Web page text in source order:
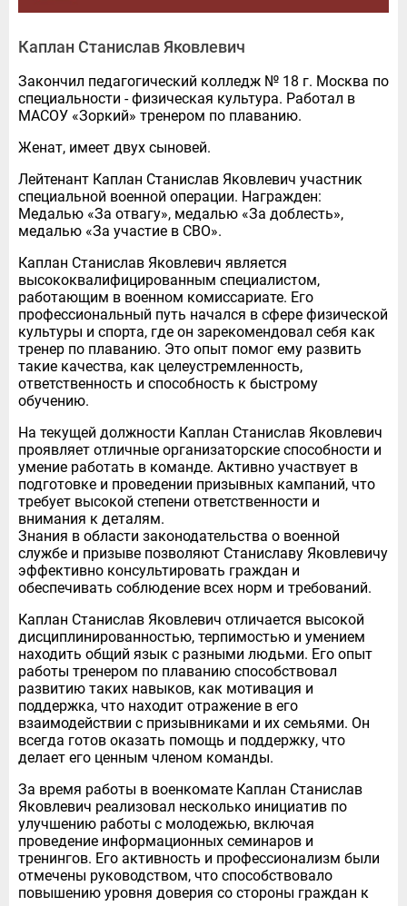
Каплан Станислав Яковлевич
Закончил педагогический колледж № 18 г. Москва по
специальности - физическая культура. Работал в
МАСОУ «Зоркий» тренером по плаванию.
Женат, имеет двух сыновей.
Лейтенант Каплан Станислав Яковлевич участник
специальной военной операции. Награжден:
Медалью «За отвагу», медалью «За доблесть»,
медалью «За участие в СВО».
Каплан Станислав Яковлевич является
высококвалифицированным специалистом,
работающим в военном комиссариате. Его
профессиональный путь начался в сфере физической
культуры и спорта, где он зарекомендовал себя как
тренер по плаванию. Это опыт помог ему развить
такие качества, как целеустремленность,
ответственность и способность к быстрому
обучению.
На текущей должности Каплан Станислав Яковлевич
проявляет отличные организаторские способности и
умение работать в команде. Активно участвует в
подготовке и проведении призывных кампаний, что
требует высокой степени ответственности и
внимания к деталям.
Знания в области законодательства о военной
службе и призыве позволяют Станиславу Яковлевичу
эффективно консультировать граждан и
обеспечивать соблюдение всех норм и требований.
Каплан Станислав Яковлевич отличается высокой
дисциплинированностью, терпимостью и умением
находить общий язык с разными людьми. Его опыт
работы тренером по плаванию способствовал
развитию таких навыков, как мотивация и
поддержка, что находит отражение в его
взаимодействии с призывниками и их семьями. Он
всегда готов оказать помощь и поддержку, что
делает его ценным членом команды.
За время работы в военкомате Каплан Станислав
Яковлевич реализовал несколько инициатив по
улучшению работы с молодежью, включая
проведение информационных семинаров и
тренингов. Его активность и профессионализм были
отмечены руководством, что способствовало
повышению уровня доверия со стороны граждан к